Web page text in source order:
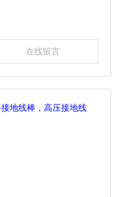
在线留言